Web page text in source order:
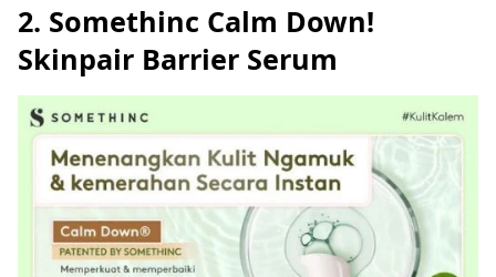
2. Somethinc Calm Down!
Skinpair Barrier Serum